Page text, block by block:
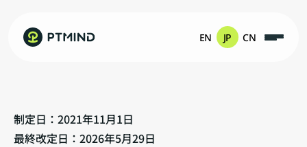
プライバシーポリシー
制定日：2021年11月1日
最終改定日：2026年5月29日
EN JP CN